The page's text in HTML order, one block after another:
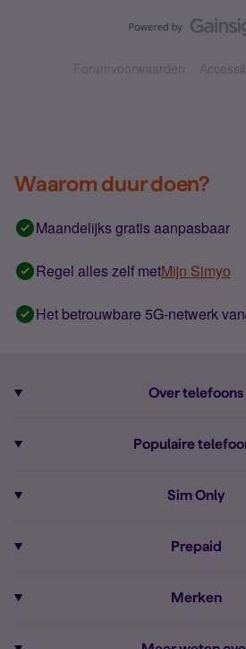
Forumvoorwaarden
Waarom duur doen?
Maandelijks gratis aanpasbaar
Regel alles zelf metMijn Simyo
Het betrouwbare 5G-netwerk van
Over telefoons
Alle telefoons
Populaire
iPhone 16
Sim Only
Onbeperkt bellen
Zakelijk Sim Only abonnement
Prepaid
Merken